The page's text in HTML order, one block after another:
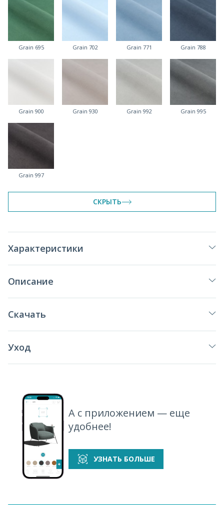
Grain 695 Grain 702 Grain 771 Grain 788
Grain 900 Grain 930 Grain 992 Grain 995
Grain 997
СКРЫТЬ
Характеристики
Описание
Скачать
Уход
А с приложением — еще
удобнее!
УЗНАТЬ БОЛЬШЕ